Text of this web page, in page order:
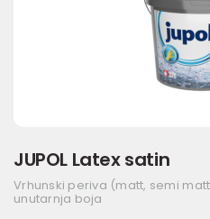
JUPOL Latex satin
Vrhunski periva (matt, semi
unutarnja boja